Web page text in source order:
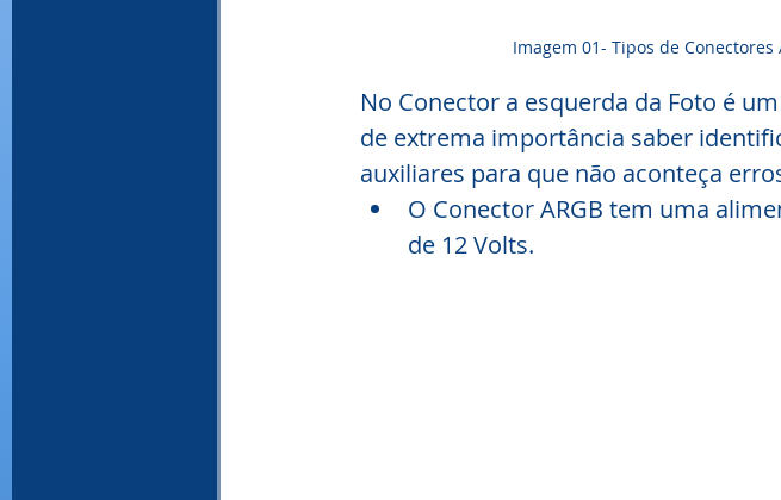
Imagem 01- Tipos de Conectores
No Conector a esquerda da Foto é um
de extrema importância saber
auxiliares para que não aconteça
O Conector ARGB tem uma
de 12 Volts.